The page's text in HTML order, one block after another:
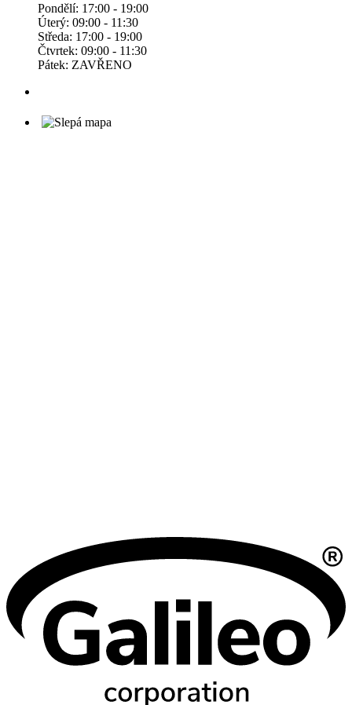
Pondělí: 17:00 - 19:00
Úterý: 09:00 - 11:30
Středa: 17:00 - 19:00
Čtvrtek: 09:00 - 11:30
Pátek: ZAVŘENO